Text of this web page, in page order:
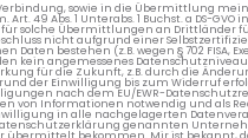
sowie in die Übermittlung
49 Abs. 1 Unterabs. 1 Buchst. a DS-
solche Übermittlungen an Drittländer
nicht aufgrund einer
bestehen (z.B. wegen § 702 FISA,
kein angemessenes
für die Zukunft, z.B. durch die
der Einwilligung bis zum Widerruf
nach dem EU/EWR-
von Informationen notwendig und als
in alle nachgelagerten
genannten